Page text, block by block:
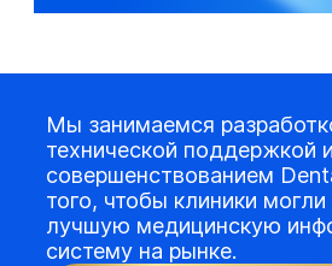
Мы занимаемся
технической поддержкой и
совершенствованием
того, чтобы клиники
лучшую медицинскую
систему на рынке.